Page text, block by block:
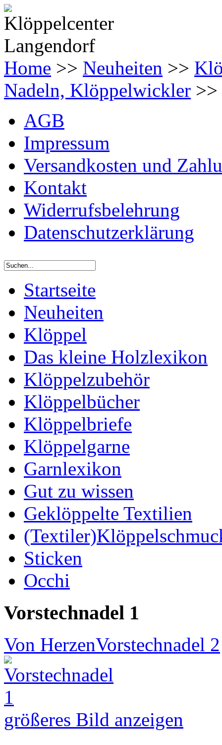
Home >> Neuheiten >>
Nadeln, Klöppelwickler >>
AGB
Impressum
Versandkosten und
Kontakt
Widerrufsbelehrung
Datenschutzerklärung
Startseite
Neuheiten
Klöppel
Das kleine Holzlexikon
Klöppelzubehör
Klöppelbücher
Klöppelbriefe
Klöppelgarne
Garnlexikon
Gut zu wissen
Geklöppelte Textilien
Sticken
Occhi
Vorstechnadel 1
Von HerzenVorstechnadel 2
größeres Bild anzeigen